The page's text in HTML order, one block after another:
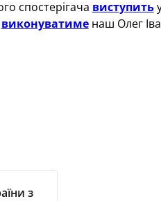
спостерігача виступить
виконуватименаш Олег
з